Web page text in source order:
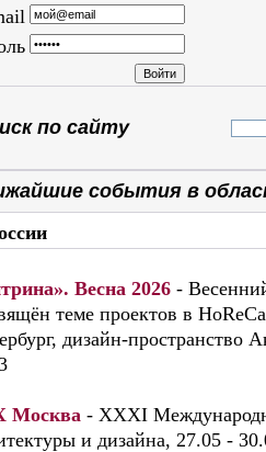
по сайту
события в
Весна 2026 -
теме проектов в
дизайн-пространство
Москва - XXXI
и дизайна, 27.05 -